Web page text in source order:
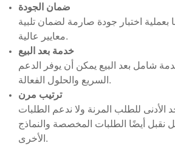
ضمان الجودة
بعملية اختبار جودة صارمة لضمان تلبية
معايير عالية.
خدمة بعد البيع
شامل بعد البيع يمكن أن يوفر الدعم
السريع والحلول الفعالة.
ترتيب مرن
الأدنى للطلب المرنة ولا ندعم الطلبات
نقبل أيضًا الطلبات المخصصة والنماذج
الأخرى.